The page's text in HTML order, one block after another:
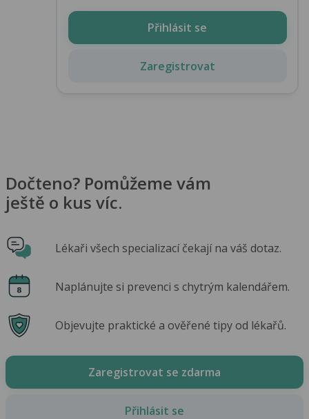
Přihlásit se
Zaregistrovat
Dočteno? Pomůžeme vám
ještě o kus víc.
Lékaři všech specializací čekají na váš dotaz.
Naplánujte si prevenci s chytrým kalendářem.
Objevujte praktické a ověřené tipy od lékařů.
Zaregistrovat se zdarma
Přihlásit se